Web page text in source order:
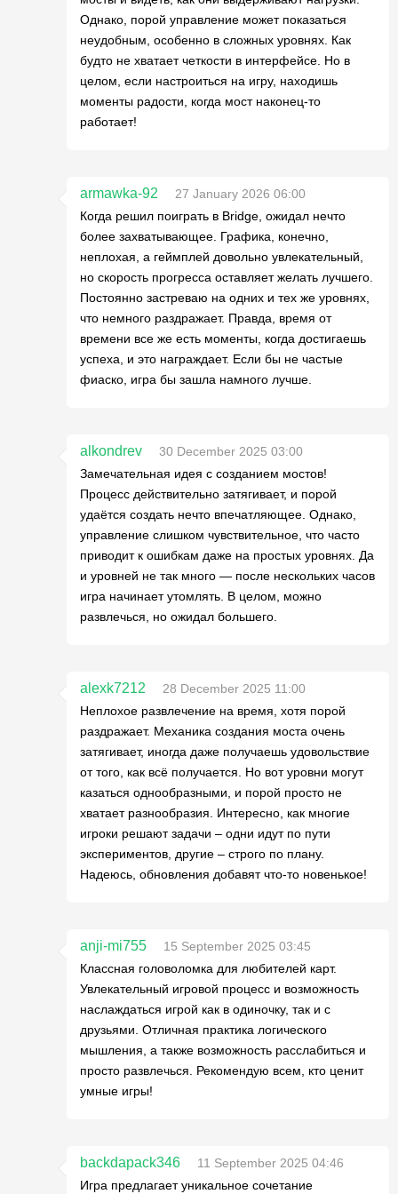
Однако, порой управление может показаться
неудобным, особенно в сложных уровнях. Как
будто не хватает четкости в интерфейсе. Но в
целом, если настроиться на игру, находишь
моменты радости, когда мост наконец-то
работает!
armawka-92
27 January 2026 06:00
Когда решил поиграть в Bridge, ожидал нечто
более захватывающее. Графика, конечно,
неплохая, а геймплей довольно увлекательный,
но скорость прогресса оставляет желать лучшего.
Постоянно застреваю на одних и тех же уровнях,
что немного раздражает. Правда, время от
времени все же есть моменты, когда достигаешь
успеха, и это награждает. Если бы не частые
фиаско, игра бы зашла намного лучше.
alkondrev
30 December 2025 03:00
Замечательная идея с созданием мостов!
Процесс действительно затягивает, и порой
удаётся создать нечто впечатляющее. Однако,
управление слишком чувствительное, что часто
приводит к ошибкам даже на простых уровнях. Да
и уровней не так много — после нескольких часов
игра начинает утомлять. В целом, можно
развлечься, но ожидал большего.
alexk7212
28 December 2025 11:00
Неплохое развлечение на время, хотя порой
раздражает. Механика создания моста очень
затягивает, иногда даже получаешь удовольствие
от того, как всё получается. Но вот уровни могут
казаться однообразными, и порой просто не
хватает разнообразия. Интересно, как многие
игроки решают задачи – одни идут по пути
экспериментов, другие – строго по плану.
Надеюсь, обновления добавят что-то новенькое!
anji-mi755
15 September 2025 03:45
Классная головоломка для любителей карт.
Увлекательный игровой процесс и возможность
наслаждаться игрой как в одиночку, так и с
друзьями. Отличная практика логического
мышления, а также возможность расслабиться и
просто развлечься. Рекомендую всем, кто ценит
умные игры!
backdapack346
11 September 2025 04:46
Игра предлагает уникальное сочетание